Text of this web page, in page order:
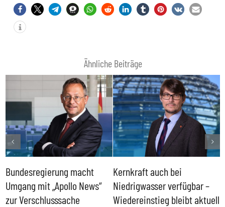
Ähnliche Beiträge
Bundesregierung macht
Umgang mit „Apollo News“
zur Verschlusssache
Kernkraft auch bei
Niedrigwasser verfügbar –
Wiedereinstieg bleibt aktuell